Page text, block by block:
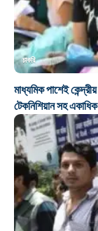
চাকরি
মাধ্যমিক পাশেই
টেকনিশিয়ান সহ